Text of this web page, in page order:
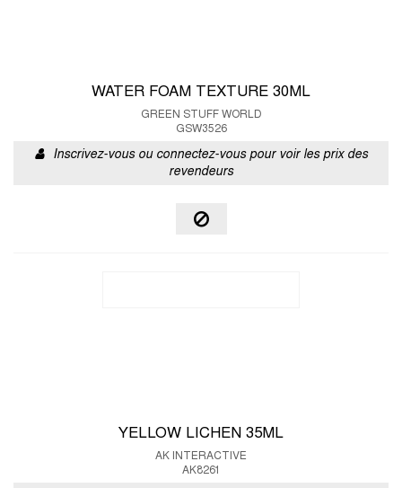
WATER FOAM TEXTURE 30ML
GREEN STUFF WORLD
GSW3526
Inscrivez-vous ou connectez-vous pour voir les prix des
revendeurs
YELLOW LICHEN 35ML
AK INTERACTIVE
AK8261